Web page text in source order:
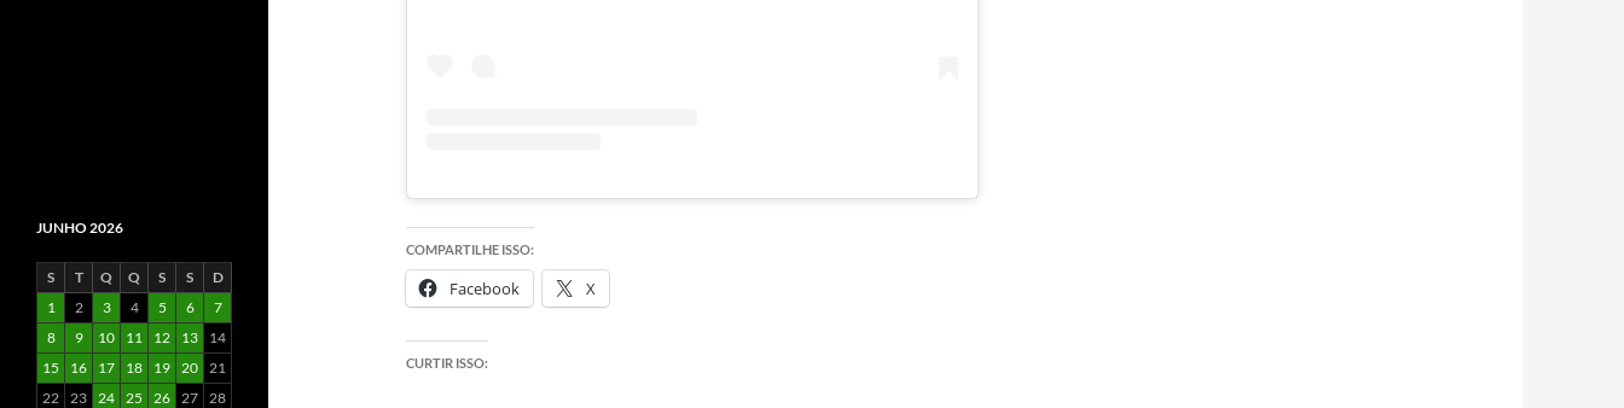
COMPARTILHE ISSO:
Facebook X
CURTIR ISSO:
JUNHO 2026
S T Q Q S S
D
1
2 3 4 5 6
7
8
9 10 11 12 13
14
15
16 17 18 19 20 21
22 23 24 25 26 27 28